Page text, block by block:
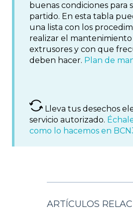
buenas condiciones para
partido. En esta tabla
una lista con los
realizar el mantenimiento
extrusores y con que
deben hacer. Plan de
Lleva tus desechos
servicio autorizado.
como lo hacemos en
ARTÍCULOS